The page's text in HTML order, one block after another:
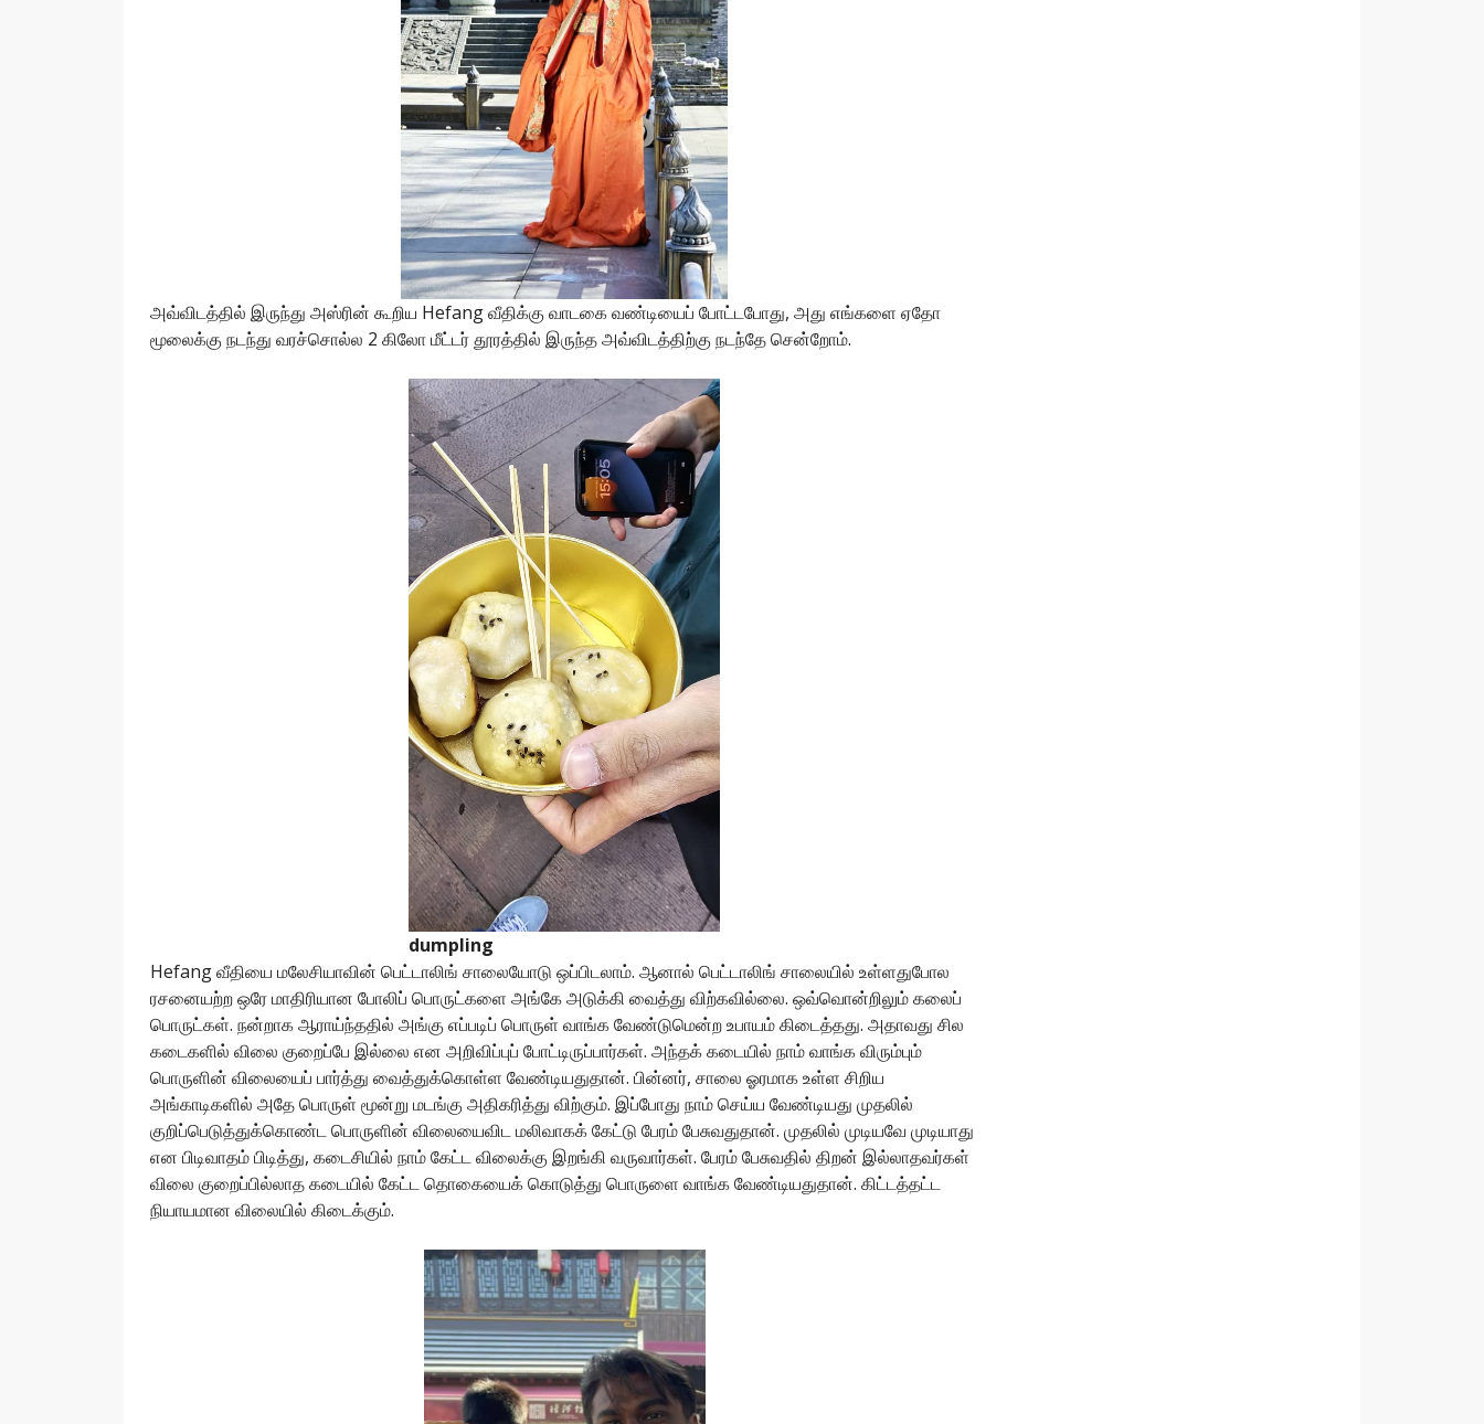
அவ்விடத்தில் இருந்து அஸ்ரின் கூறிய Hefang வீதிக்கு வாடகை வண்டியைப் போட்டபோது, அது எங்களை ஏதோ
மூலைக்கு நடந்து வரச்சொல்ல 2 கிலோ மீட்டர் தூரத்தில் இருந்த அவ்விடத்திற்கு நடந்தே சென்றோம்.
dumpling
Hefang வீதியை மலேசியாவின் பெட்டாலிங் சாலையோடு ஒப்பிடலாம். ஆனால் பெட்டாலிங் சாலையில் உள்ளதுபோல
ரசனையற்ற ஒரே மாதிரியான போலிப் பொருட்களை அங்கே அடுக்கி வைத்து விற்கவில்லை. ஒவ்வொன்றிலும் கலைப்
பொருட்கள். நன்றாக ஆராய்ந்ததில் அங்கு எப்படிப் பொருள் வாங்க வேண்டுமென்ற உபாயம் கிடைத்தது. அதாவது சில
கடைகளில் விலை குறைப்பே இல்லை என அறிவிப்புப் போட்டிருப்பார்கள். அந்தக் கடையில் நாம் வாங்க விரும்பும்
பொருளின் விலையைப் பார்த்து வைத்துக்கொள்ள வேண்டியதுதான். பின்னர், சாலை ஓரமாக உள்ள சிறிய
அங்காடிகளில் அதே பொருள் மூன்று மடங்கு அதிகரித்து விற்கும். இப்போது நாம் செய்ய வேண்டியது முதலில்
குறிப்பெடுத்துக்கொண்ட பொருளின் விலையைவிட மலிவாகக் கேட்டு பேரம் பேசுவதுதான். முதலில் முடியவே முடியாது
என பிடிவாதம் பிடித்து, கடைசியில் நாம் கேட்ட விலைக்கு இறங்கி வருவார்கள். பேரம் பேசுவதில் திறன் இல்லாதவர்கள்
விலை குறைப்பில்லாத கடையில் கேட்ட தொகையைக் கொடுத்து பொருளை வாங்க வேண்டியதுதான். கிட்டத்தட்ட
நியாயமான விலையில் கிடைக்கும்.